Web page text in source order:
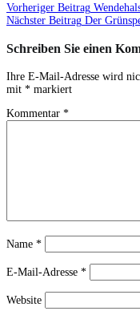
Vorheriger Beitrag
Nächster Beitrag Der
Schreiben Sie einen
Ihre E-Mail-Adresse wird
mit * markiert
Kommentar *
Name *
E-Mail-Adresse *
Website